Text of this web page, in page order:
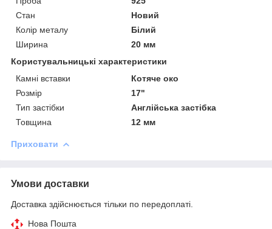
Стан
Новий
Колір металу
Білий
Ширина
20 мм
Користувальницькі характеристики
Камні вставки
Котяче око
Розмір
17"
Тип застібки
Англійська застібка
Товщина
12 мм
Приховати
Умови доставки
Доставка здійснюється тільки по передоплаті.
Нова Пошта